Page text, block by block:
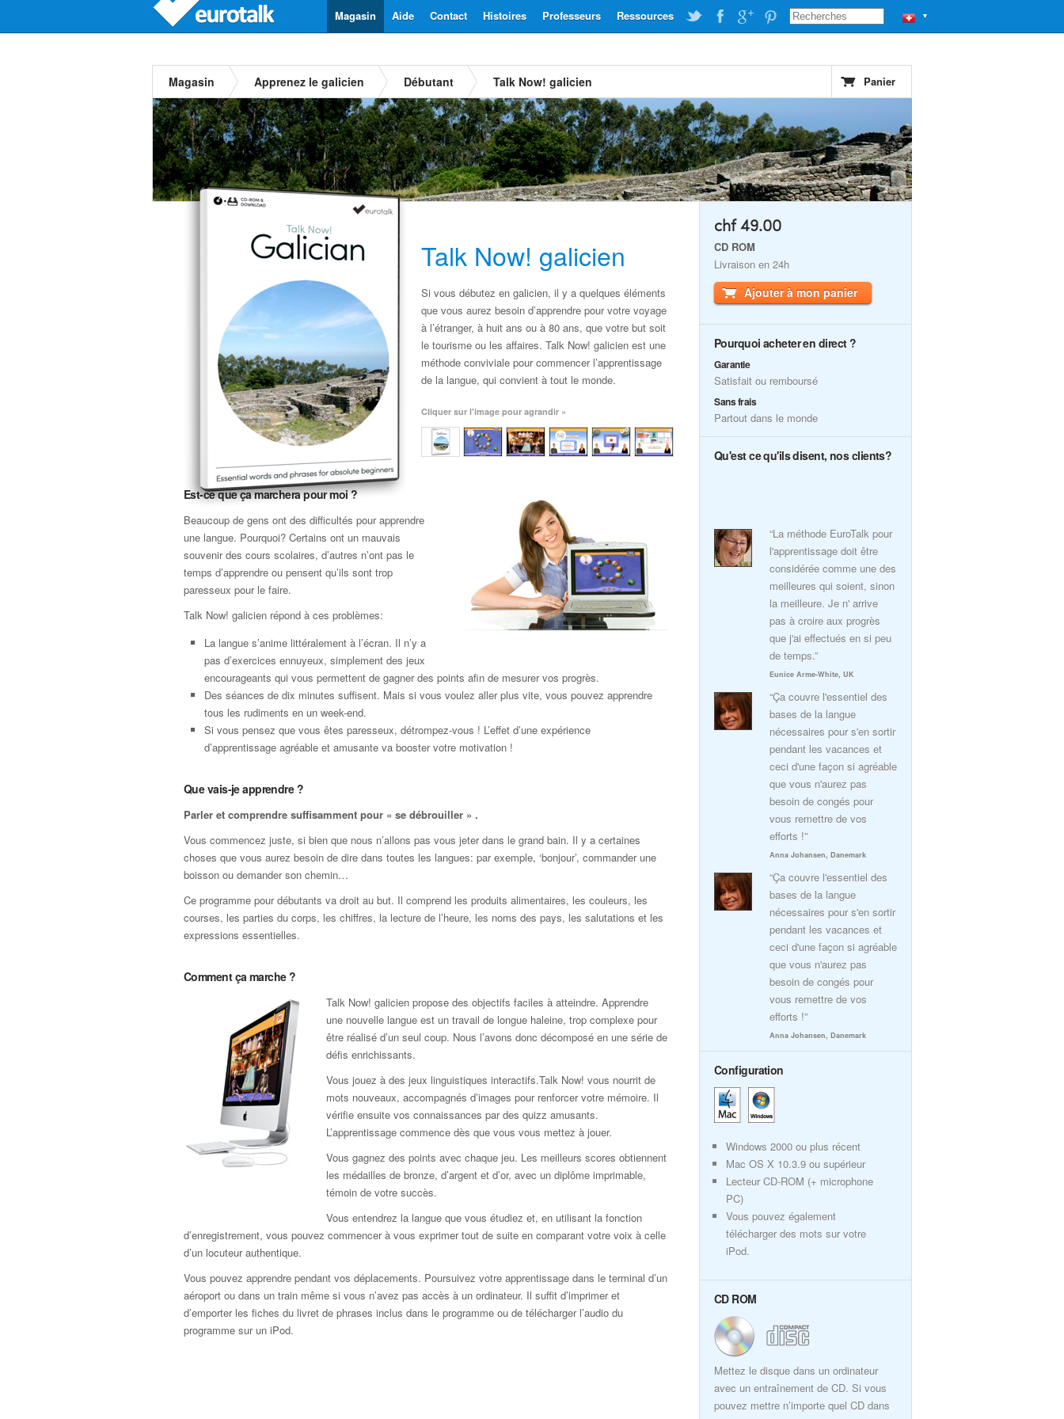
▼
Ressources
Professeurs
Histoires
Contact
Aide
Magasin
Magasin Apprenez le galicien Débutant Talk Now! galicien Panier
Talk Now! galicien
Si vous débutez en galicien, il y a quelques éléments
que vous aurez besoin d’apprendre pour votre voyage
à l’étranger, à huit ans ou à 80 ans, que votre but soit
le tourisme ou les affaires. Talk Now! galicien est une
méthode conviviale pour commencer l’apprentissage
de la langue, qui convient à tout le monde.
Cliquer sur l'image pour agrandir »
Est-ce que ça marchera pour moi ?
Beaucoup de gens ont des difficultés pour apprendre
une langue. Pourquoi? Certains ont un mauvais
souvenir des cours scolaires, d’autres n’ont pas le
temps d’apprendre ou pensent qu’ils sont trop
paresseux pour le faire.
Talk Now! galicien répond à ces problèmes:
La langue s’anime littéralement à l’écran. Il n’y a
pas d’exercices ennuyeux, simplement des jeux
encourageants qui vous permettent de gagner des points afin de mesurer vos progrès.
Des séances de dix minutes suffisent. Mais si vous voulez aller plus vite, vous pouvez apprendre
tous les rudiments en un week-end.
Si vous pensez que vous êtes paresseux, détrompez-vous ! L’effet d’une expérience
d’apprentissage agréable et amusante va booster votre motivation !
Que vais-je apprendre ?
Parler et comprendre suffisamment pour « se débrouiller » .
Vous commencez juste, si bien que nous n’allons pas vous jeter dans le grand bain. Il y a certaines
choses que vous aurez besoin de dire dans toutes les langues: par exemple, ‘bonjour’, commander une
boisson ou demander son chemin…
Ce programme pour débutants va droit au but. Il comprend les produits alimentaires, les couleurs, les
courses, les parties du corps, les chiffres, la lecture de l’heure, les noms des pays, les salutations et les
expressions essentielles.
Comment ça marche ?
Talk Now! galicien propose des objectifs faciles à atteindre. Apprendre
une nouvelle langue est un travail de longue haleine, trop complexe pour
être réalisé d’un seul coup. Nous l’avons donc décomposé en une série de
défis enrichissants.
Vous jouez à des jeux linguistiques interactifs.Talk Now! vous nourrit de
mots nouveaux, accompagnés d’images pour renforcer votre mémoire. Il
vérifie ensuite vos connaissances par des quizz amusants.
L’apprentissage commence dès que vous vous mettez à jouer.
Vous gagnez des points avec chaque jeu. Les meilleurs scores obtiennent
les médailles de bronze, d’argent et d’or, avec un diplôme imprimable,
témoin de votre succès.
Vous entendrez la langue que vous étudiez et, en utilisant la fonction
d’enregistrement, vous pouvez commencer à vous exprimer tout de suite en comparant votre voix à celle
d’un locuteur authentique.
Vous pouvez apprendre pendant vos déplacements. Poursuivez votre apprentissage dans le terminal d’un
aéroport ou dans un train même si vous n’avez pas accès à un ordinateur. Il suffit d’imprimer et
d’emporter les fiches du livret de phrases inclus dans le programme ou de télécharger l’audio du
programme sur un iPod.
chf 49.00
CD ROM
Livraison en 24h
Ajouter à mon panier
Pourquoi acheter en direct ?
Garantie
Satisfait ou remboursé
Sans frais
Partout dans le monde
Qu'est ce qu'ils disent, nos clients?
“La méthode EuroTalk pour
l'apprentissage doit être
considérée comme une des
meilleures qui soient, sinon
la meilleure. Je n' arrive
pas à croire aux progrès
que j'ai effectués en si peu
de temps.”
Eunice Arme-White, UK
“Ça couvre l'essentiel des
bases de la langue
nécessaires pour s'en sortir
pendant les vacances et
ceci d'une façon si agréable
que vous n'aurez pas
besoin de congés pour
vous remettre de vos
efforts !”
Anna Johansen, Danemark
“Ça couvre l'essentiel des
bases de la langue
nécessaires pour s'en sortir
pendant les vacances et
ceci d'une façon si agréable
que vous n'aurez pas
besoin de congés pour
vous remettre de vos
efforts !”
Anna Johansen, Danemark
Configuration
Windows 2000 ou plus récent
Mac OS X 10.3.9 ou supérieur
Lecteur CD-ROM (+ microphone
PC)
Vous pouvez également
télécharger des mots sur votre
iPod.
CD ROM
Mettez le disque dans un ordinateur
avec un entraînement de CD. Si vous
pouvez mettre n’importe quel CD dans